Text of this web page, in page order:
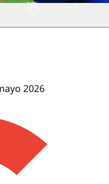
2026